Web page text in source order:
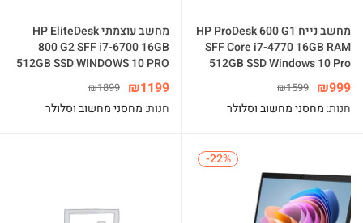
מחשב נייח HP ProDesk 600 G1
SFF Core i7-4770 16GB RAM
512GB SSD Windows 10 Pro
₪999
₪1599
חנות: מחסני מחשוב וסלולר
מחשב עוצמתי HP EliteDesk
800 G2 SFF i7-6700 16GB
512GB SSD WINDOWS 10 PRO
₪1199
₪1899
חנות: מחסני מחשוב וסלולר
-22%